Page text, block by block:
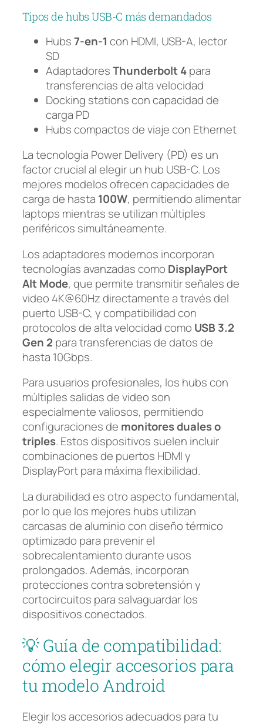
Tipos de hubs USB-C más demandados
Hubs7-en-1 con HDMI, USB-A, lector
SD
AdaptadoresThunderbolt 4para
transferencias de alta velocidad
Docking stations con capacidad de
carga PD
Hubs compactos de viaje con Ethernet
La tecnología Power Delivery (PD) es un
factor crucial al elegir un hub USB-C. Los
mejores modelos ofrecen capacidades de
carga de hasta 100W, permitiendo alimentar
laptops mientras se utilizan múltiples
periféricos simultáneamente.
Los adaptadores modernos incorporan
tecnologías avanzadas como DisplayPort
Alt Mode, que permite transmitir señales de
video 4K@60Hz directamente a través del
puerto USB-C, y compatibilidad con
protocolos de alta velocidad como USB 3.2
Gen 2 para transferencias de datos de
hasta 10Gbps.
Para usuarios profesionales, los hubs con
múltiples salidas de video son
especialmente valiosos, permitiendo
configuraciones de monitores duales o
triples. Estos dispositivos suelen incluir
combinaciones de puertos HDMI y
DisplayPort para máxima flexibilidad.
La durabilidad es otro aspecto fundamental,
por lo que los mejores hubs utilizan
carcasas de aluminio con diseño térmico
optimizado para prevenir el
sobrecalentamiento durante usos
prolongados. Además, incorporan
protecciones contra sobretensión y
cortocircuitos para salvaguardar los
dispositivos conectados.
💡 Guía de compatibilidad:
cómo elegir accesorios para
tu modelo Android
Elegir los accesorios adecuados para tu